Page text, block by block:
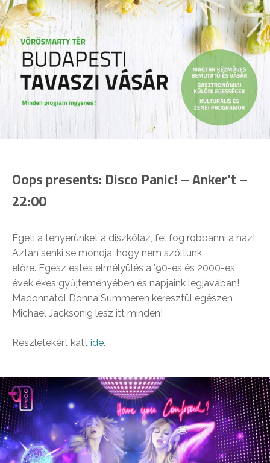
Oops presents: Disco Panic! – Anker’t –
22:00
Égeti a tenyerünket a diszkóláz, fel fog robbanni a ház!
Aztán senki se mondja, hogy nem szóltunk
előre. Egész estés elmélyülés a ’90-es és 2000-es
évek ékes gyűjteményében és napjaink legjavában!
Madonnától Donna Summeren keresztül egészen
Michael Jacksonig lesz itt minden!
Részletekért katt ide.